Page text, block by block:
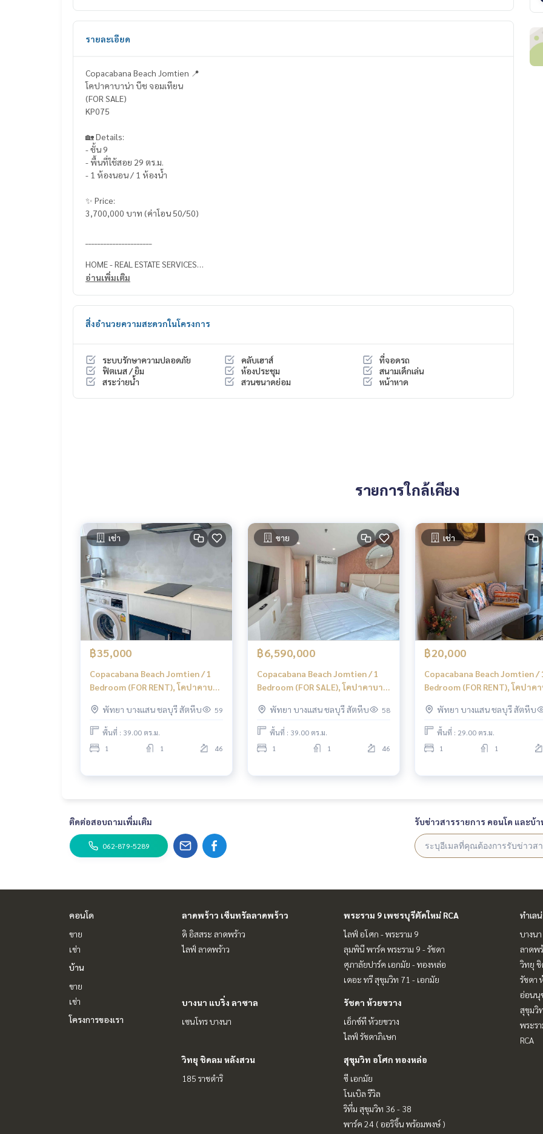
รายละเอียด
Copacabana Beach Jomtien 📍
โคปาคาบาน่า บีช จอมเทียน
(FOR SALE)
KP075
🏡 Details:
- ชั้น 9
- พื้นที่ใช้สอย 29 ตร.ม.
- 1 ห้องนอน / 1 ห้องน้ำ
✨ Price:
3,700,000 บาท (ค่าโอน 50/50)
HOME - REAL ESTATE SERVICES
📞062-879-5289
#นายหน้าที่จริงใจ #รับฝากขายอสังหา
อ่านเพิ่มเติม
สิ่งอำนวยความสะดวกในโครงการ
ระบบรักษาความปลอดภัย คลับเฮาส์
ที่จอดรถ
ฟิตเนส / ยิม
ห้องประชุม
สนามเด็กเล่น
สระว่ายน้ำ
สวนขนาดย่อม หน้าหาด
รายการใกล้เคียง
เช่า
฿35,000
Copacabana Beach Jomtien / 1
Bedroom (FOR RENT), โคปาคาบา
เช่า) AM223
พัทยา บางแสน ชลบุรี สัตหีบ 59
พื้นที่ : 39.00 ตร.ม.
1
1 46
ขาย
฿6,590,000
Copacabana Beach Jomtien / 1
Bedroom (FOR SALE), โคปาคาบา
AM223พัทยา บางแสน ชลบุรี สัตหีบ 58
พื้นที่ : 39.00 ตร.ม.
1
1 46
เช่า
฿20,000
Copacabana Beach Jomtien /
Bedroom (FOR RENT), โคปาค
เช่า) AM216
พัทยา บางแสน ชลบุรี สัตหีบ
พื้นที่ : 29.00 ตร.ม.
1
1
ติดต่อสอบถามเพิ่มเติม
062-879-5289
รับข่าวสารรายการ คอนโด และบ้า
คอนโด
ขาย
เช่า
บ้าน
ขาย
เช่า
โครงการของเรา
ลาดพร้าว เซ็นทรัลลาดพร้าว
ดิ อิสสระ ลาดพร้าว
ไลฟ์ ลาดพร้าว
พระราม 9 เพชรบุรีตัดใหม่ RCA
ไลฟ์ อโศก - พระราม 9
ลุมพินี พาร์ค พระราม 9 - รัชดา
ศุภาลัยปาร์ค เอกมัย - ทองหล่อ
เดอะ ทรี สุขุมวิท 71 - เอกมัย
บางนา แบริ่ง ลาซาล
เซนโทร บางนา
รัชดา ห้วยขวาง
เอ็กซ์ที ห้วยขวาง
ไลฟ์ รัชดาภิเษก
วิทยุ ชิดลม หลังสวน
185 ราชดำริ
สุขุมวิท อโศก ทองหล่อ
ซี เอกมัย
โนเบิล รีวิล
ริทึ่ม สุขุมวิท 36 - 38
พาร์ค 24 ( ออริจิ้น พร้อมพงษ์ )
ทำเล
บางน
ลาดพ
วิทยุ
รัชดา
อ่อนนุ
สุขุมวิ
พระร
RCA